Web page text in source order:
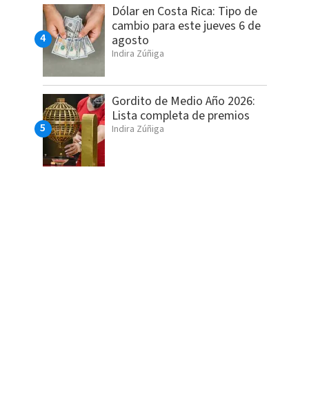
Dólar en Costa Rica: Tipo de
cambio para este jueves 6 de
agosto
Indira Zúñiga
Gordito de Medio Año 2026:
Lista completa de premios
Indira Zúñiga